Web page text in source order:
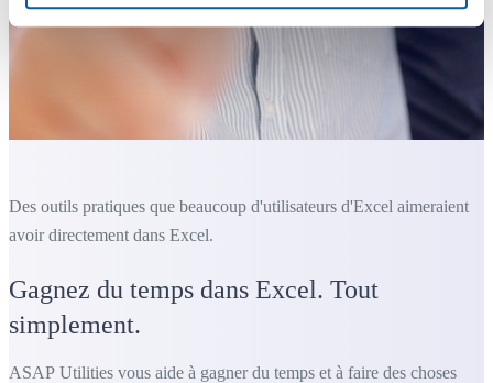
Des outils pratiques que beaucoup d'utilisateurs d'Excel aimeraient
avoir directement dans Excel.
Gagnez du temps dans Excel. Tout
simplement.
ASAP Utilities vous aide à gagner du temps et à faire des choses